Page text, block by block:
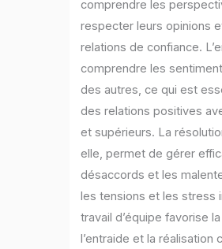
comprendre les
respecter leurs opinions
relations de confiance.
comprendre les
des autres, ce qui est
des relations positives
et supérieurs. La
elle, permet de gérer
désaccords et les
les tensions et les stress
travail d’équipe favorise
l’entraide et la réalisation